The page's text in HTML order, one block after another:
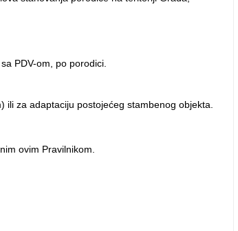
PDV-om, po porodici.
ili za adaptaciju postojećeg stambenog objekta.
ovim Pravilnikom.